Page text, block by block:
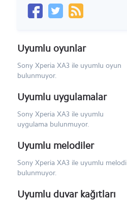
Sony Xperia X Compact
Sony Xperia X
Sony Xperia XA
Sony Xperia Z5 Premium
Sony Xperia Z5 Compact
Sony Xperia Z5
Sony Xperia Z3
Sony Xperia M2
Sony Xperia Z2
Uyumlu oyunlar
Sony Xperia XA3 ile uyumlu oyun
bulunmuyor.
Uyumlu uygulamalar
Sony Xperia XA3 ile uyumlu
uygulama bulunmuyor.
Uyumlu melodiler
Sony Xperia XA3 ile uyumlu melodi
bulunmuyor.
Uyumlu duvar kağıtları